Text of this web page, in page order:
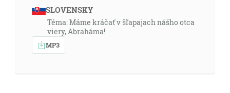
SLOVENSKY
Téma: Máme kráčať v šľapajach nášho otca
viery, Abraháma!
MP3